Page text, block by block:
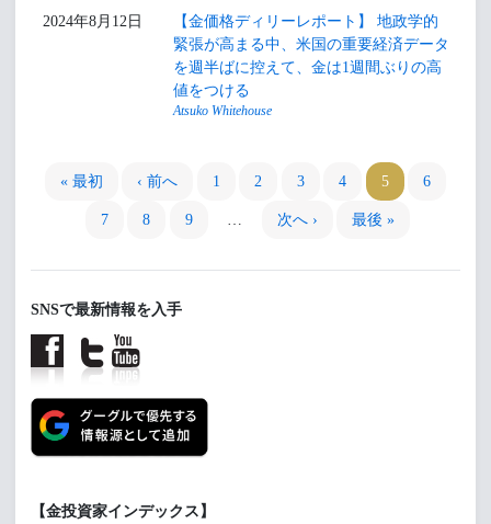
2024年8月12日
【金価格ディリーレポート】 地政学的
緊張が高まる中、米国の重要経済データ
を週半ばに控えて、金は1週間ぶりの高
値をつける
Atsuko Whitehouse
« 最初 ‹ 前へ 1 2 3 4 5 6
7 8 9 … 次へ › 最後 »
SNSで最新情報を入手
【金投資家インデックス】